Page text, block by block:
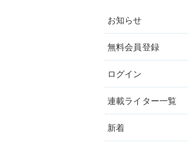
お知らせ
無料会員登録
ログイン
連載ライター一覧
新着